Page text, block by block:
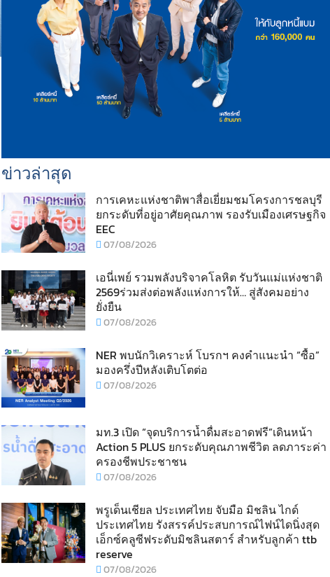
ข่าวล่าสุด
การเคหะแห่งชาติพาสื่อเยี่ยมชมโครงการชลบุรี
ยกระดับที่อยู่อาศัยคุณภาพ รองรับเมืองเศรษฐกิจ
EEC
07/08/2026
เอนี่เพย์ รวมพลังบริจาคโลหิต รับวันแม่แห่งชาติ
2569ร่วมส่งต่อพลังแห่งการให้… สู่สังคมอย่าง
ยั่งยืน
07/08/2026
NER พบนักวิเคราะห์ โบรกฯ คงคำแนะนำ “ซื้อ”
มองครึ่งปีหลังเติบโตต่อ
07/08/2026
มท.3 เปิด “จุดบริการน้ำดื่มสะอาดฟรี”เดินหน้า
Action 5 PLUS ยกระดับคุณภาพชีวิต ลดภาระค่า
ครองชีพประชาชน
07/08/2026
พรูเด็นเชียล ประเทศไทย จับมือ มิชลิน ไกด์
ประเทศไทย รังสรรค์ประสบการณ์ไฟน์ไดนิ่งสุด
เอ็กซ์คลูซีฟระดับมิชลินสตาร์ สำหรับลูกค้า ttb
reserve
07/08/2026